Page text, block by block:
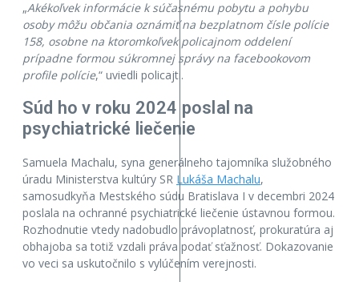
„Akékoľvek informácie k súčasnému pobytu a pohybu
osoby môžu občania oznámiť na bezplatnom čísle polície
158, osobne na ktoromkoľvek policajnom oddelení
prípadne formou súkromnej správy na facebookovom
profile polície,“ uviedli policajti.
Súd ho v roku 2024 poslal na
psychiatrické liečenie
Samuela Machalu, syna generálneho tajomníka služobného
úradu Ministerstva kultúry SR Lukáša Machalu,
samosudkyňa Mestského súdu Bratislava I v decembri 2024
poslala na ochranné psychiatrické liečenie ústavnou formou.
Rozhodnutie vtedy nadobudlo právoplatnosť, prokuratúra aj
obhajoba sa totiž vzdali práva podať sťažnosť. Dokazovanie
vo veci sa uskutočnilo s vylúčením verejnosti.